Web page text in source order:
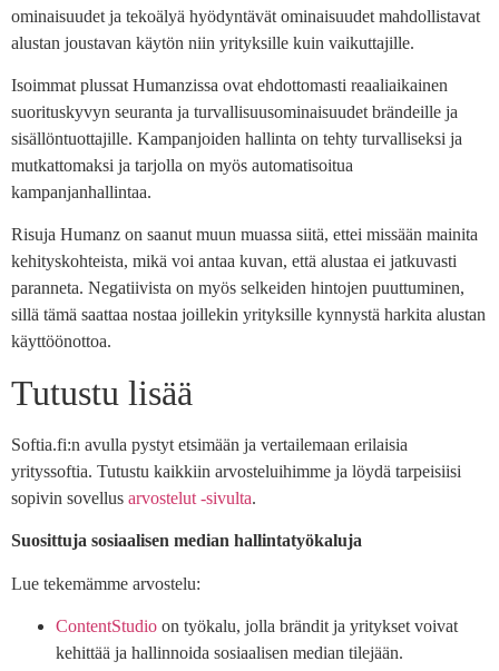
ominaisuudet ja tekoälyä hyödyntävät ominaisuudet mahdollistavat
alustan joustavan käytön niin yrityksille kuin vaikuttajille.
Isoimmat plussat Humanzissa ovat ehdottomasti reaaliaikainen
suorituskyvyn seuranta ja turvallisuusominaisuudet brändeille ja
sisällöntuottajille. Kampanjoiden hallinta on tehty turvalliseksi ja
mutkattomaksi ja tarjolla on myös automatisoitua
kampanjanhallintaa.
Risuja Humanz on saanut muun muassa siitä, ettei missään mainita
kehityskohteista, mikä voi antaa kuvan, että alustaa ei jatkuvasti
paranneta. Negatiivista on myös selkeiden hintojen puuttuminen,
sillä tämä saattaa nostaa joillekin yrityksille kynnystä harkita alustan
käyttöönottoa.
Tutustu lisää
Softia.fi:n avulla pystyt etsimään ja vertailemaan erilaisia
yrityssoftia. Tutustu kaikkiin arvosteluihimme ja löydä tarpeisiisi
sopivin sovellus arvostelut -sivulta.
Suosittuja sosiaalisen median hallintatyökaluja
Lue tekemämme arvostelu:
ContentStudio on työkalu, jolla brändit ja yritykset voivat
kehittää ja hallinnoida sosiaalisen median tilejään.